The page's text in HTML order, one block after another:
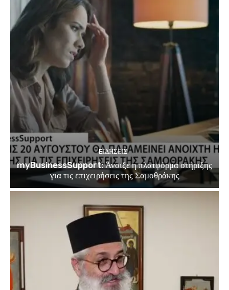
EΙΔΗΣΕΙΣ
myBusinessSupport: Άνοιξε η πλατφόρμα στήριξης
για τις επιχειρήσεις της Σαμοθράκης